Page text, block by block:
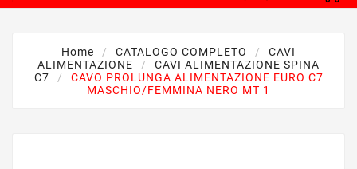
Home CATALOGO COMPLETO
CAVI
ALIMENTAZIONE
CAVI ALIMENTAZIONE SPINA
C7
CAVO PROLUNGA ALIMENTAZIONE EURO C7
MASCHIO/FEMMINA NERO MT 1